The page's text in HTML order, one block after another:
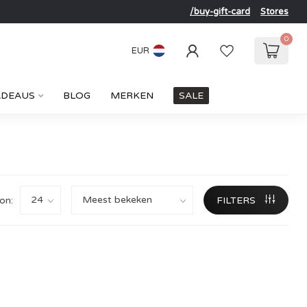
/buy-gift-card Stores
EUR
0
BLOG MERKEN SALE
FILTERS